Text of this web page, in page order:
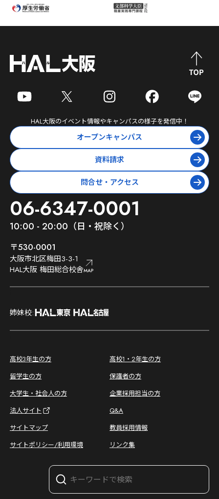
HAL大阪のイベント情報やキャンパスの様子を発信中！
オープンキャンパス
資料請求
問合せ・アクセス
06-6347-0001
10:00 - 20:00（日・祝除く）
〒530-0001
大阪市北区梅田3-3-1
HAL大阪 梅田総合校舎
;
姉妹校:
;
高校3年生の方
高校1・2年生の方
留学生の方
保護者の方
大学生・社会人の方
企業採用担当の方
法人サイト
Q&A
サイトマップ
教員採用情報
サイトポリシー/利用環境
リンク集